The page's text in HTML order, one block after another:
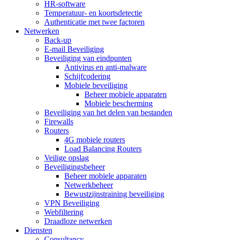
HR-software
Temperatuur- en koortsdetectie
Authenticatie met twee factoren
Netwerken
Back-up
E-mail Beveiliging
Beveiliging van eindpunten
Antivirus en anti-malware
Schijfcodering
Mobiele beveiliging
Beheer mobiele apparaten
Mobiele bescherming
Beveiliging van het delen van bestanden
Firewalls
Routers
4G mobiele routers
Load Balancing Routers
Veilige opslag
Beveiligingsbeheer
Beheer mobiele apparaten
Netwerkbeheer
Bewustzijnstraining beveiliging
VPN Beveiliging
Webfiltering
Draadloze netwerken
Diensten